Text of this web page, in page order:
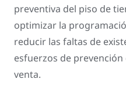
preventiva del piso de
optimizar la
reducir las faltas de
esfuerzos de
venta.